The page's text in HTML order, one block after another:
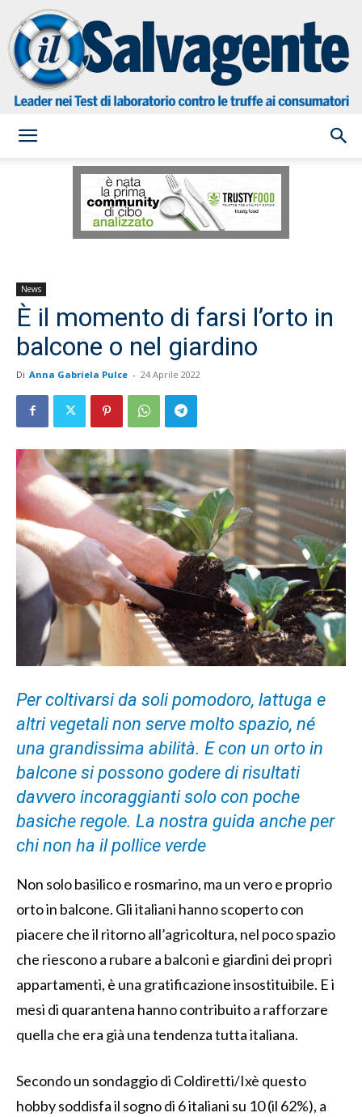
Salvagente
News
È il momento di farsi l’orto in
balcone o nel giardino
Di Anna Gabriela Pulce - 24 Aprile 2022
Per coltivarsi da soli pomodoro, lattuga e
altri vegetali non serve molto spazio, né
una grandissima abilità. E con un orto in
balcone si possono godere di risultati
davvero incoraggianti solo con poche
basiche regole. La nostra guida anche per
chi non ha il pollice verde
Non solo basilico e rosmarino, ma un vero e proprio
orto in balcone. Gli italiani hanno scoperto con
piacere che il ritorno all’agricoltura, nel poco spazio
che riescono a rubare a balconi e giardini dei propri
appartamenti, è una gratificazione insostituibile. E i
mesi di quarantena hanno contribuito a rafforzare
quella che era già una tendenza tutta italiana.
Secondo un sondaggio di Coldiretti/Ixè questo
hobby soddisfa il sogno di 6 italiani su 10 (il 62%), a